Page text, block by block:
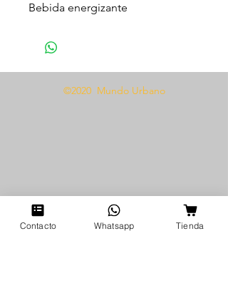
Bebida energizante
Aumenta el deseo sexual
Modo de uso©2020 Mundo Urbano
Contacto Whatsapp Tienda